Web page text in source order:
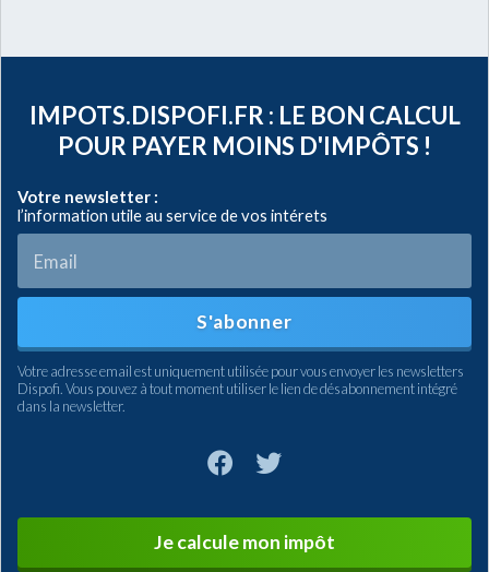
IMPOTS.DISPOFI.FR : LE BON CALCUL
POUR PAYER MOINS D'IMPÔTS !
Votre newsletter :
l’information utile au service de vos intérets
S'abonner
Votre adresse email est uniquement utilisée pour vous envoyer les newsletters
Dispofi. Vous pouvez à tout moment utiliser le lien de désabonnement intégré
dans la newsletter.
Je calcule mon impôt